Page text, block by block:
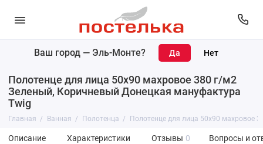
Ваш город — Эль-Монте?
Полотенце для лица 50х90 махровое 380 г/м2
Зеленый, Коричневый Донецкая мануфактура
Twig
Главная Ванная Полотенца Полотенце для лица 50х90 махровое
Описание Характеристики Отзывы 0 Вопросы и